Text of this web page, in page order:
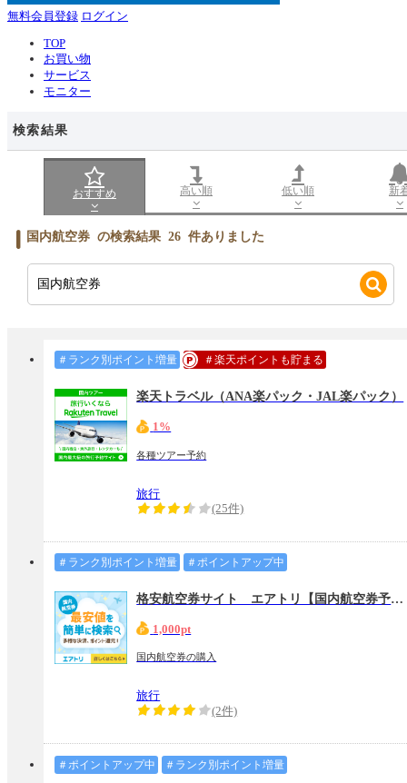
無料会員登録 ログイン
TOP
お買い物
サービス
モニター
検索結果
おすすめ 高い順 低い順 新
国内航空券 の検索結果 26 件ありました
＃ランク別ポイント増量 ＃楽天ポイントも貯まる
楽天トラベル（ANA楽パック・JAL楽パック）
1%
各種ツアー予約
旅行
(25件)
＃ランク別ポイント増量 ＃ポイントアップ中
格安航空券サイト エアトリ【国内航空券予約】
1,000pt
国内航空券の購入
旅行
(2件)
＃ポイントアップ中 ＃ランク別ポイント増量